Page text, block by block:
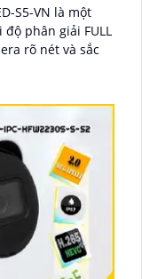
S5-VN là một
rõ nét và sắc